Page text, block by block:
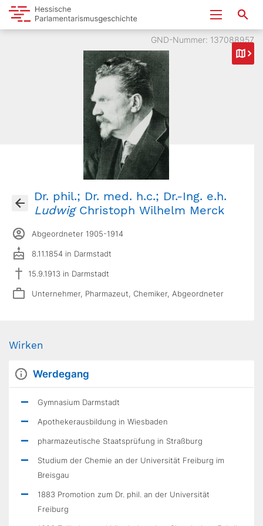
GND-Nummer: 137088957
Dr. phil.; Dr. med. h.c.; Dr.-Ing. e.h.
LudwigChristoph Wilhelm Merck
Abgeordneter 1905-1914
8.11.1854 in Darmstadt
15.9.1913 in Darmstadt
Unternehmer, Pharmazeut, Chemiker, Abgeordneter
Wirken
Werdegang
Gymnasium Darmstadt
Apothekerausbildung in Wiesbaden
pharmazeutische Staatsprüfung in Straßburg
Studium der Chemie an der Universität Freiburg im
Breisgau
1883 Promotion zum Dr. phil. an der Universität
Freiburg